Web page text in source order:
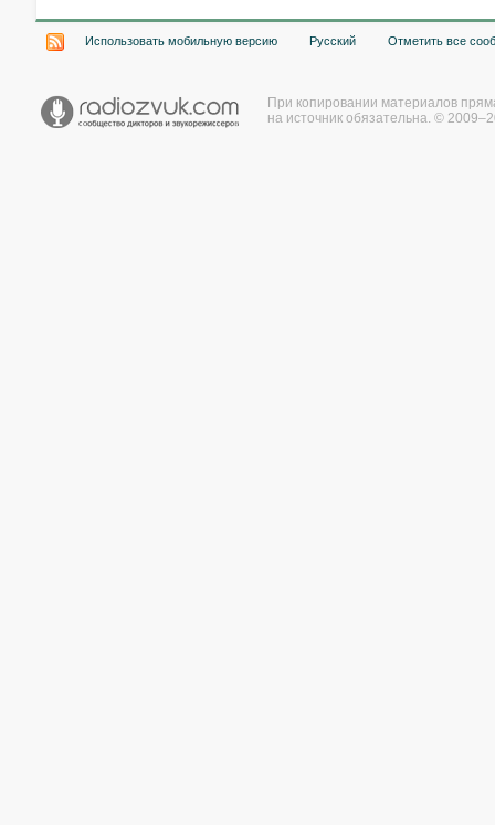
Использовать мобильную версию Русский Отметить все
При копировании материалов
на источник обязательна. ©